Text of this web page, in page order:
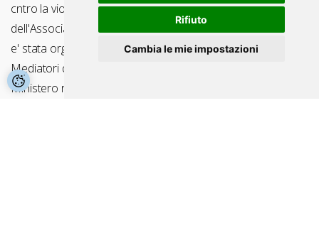
Rifiuto
Cambia le mie impostazioni
cntro la violenza e dati i 22 anni dall'esistenza
dell'Associazione croata per la mediazione. La Conferenza
e' stata organizzata in collaborazione con la Compagnia dei
Mediatori della Slovenia, e con il sostegno non materiale del
Ministero roato della giustizia e della Citta di Zagabria.